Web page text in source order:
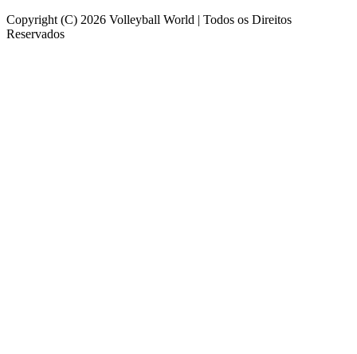
Copyright (C) 2026 Volleyball World | Todos os Direitos
Reservados